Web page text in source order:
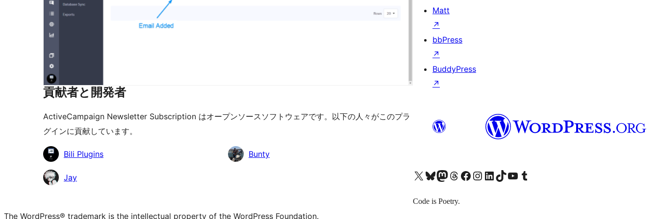
貢献者と開発者
ActiveCampaign Newsletter Subscription はオープンソースソフトウェアです。以下の人々がこのプラ
グインに貢献しています。
貢
献
者
Bili Plugins Bunty
Jay
Matt
↗
bbPress
↗
BuddyPress
↗
X (旧 Twitter) アカウントへBluesky アカウントへMastodon アカウントへThreads アカウントへ Facebook ページへInstagram アカウントへ LinkedIn アカウントへTikTok アカウントへYouTube チャンネルへ Tumblr アカウントへ
Code is Poetry.
The WordPress® trademark is the intellectual property of the WordPress Foundation.